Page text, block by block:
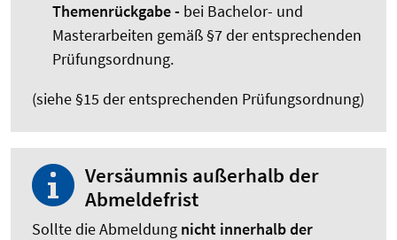
Themenrückgabe - bei Bachelor- und
Masterarbeiten gemäß §7 der entsprechenden
Prüfungsordnung.
(siehe §15 der entsprechenden Prüfungsordnung)
Versäumnis außerhalb der
Abmeldefrist
Sollte die Abmeldung nicht innerhalb der